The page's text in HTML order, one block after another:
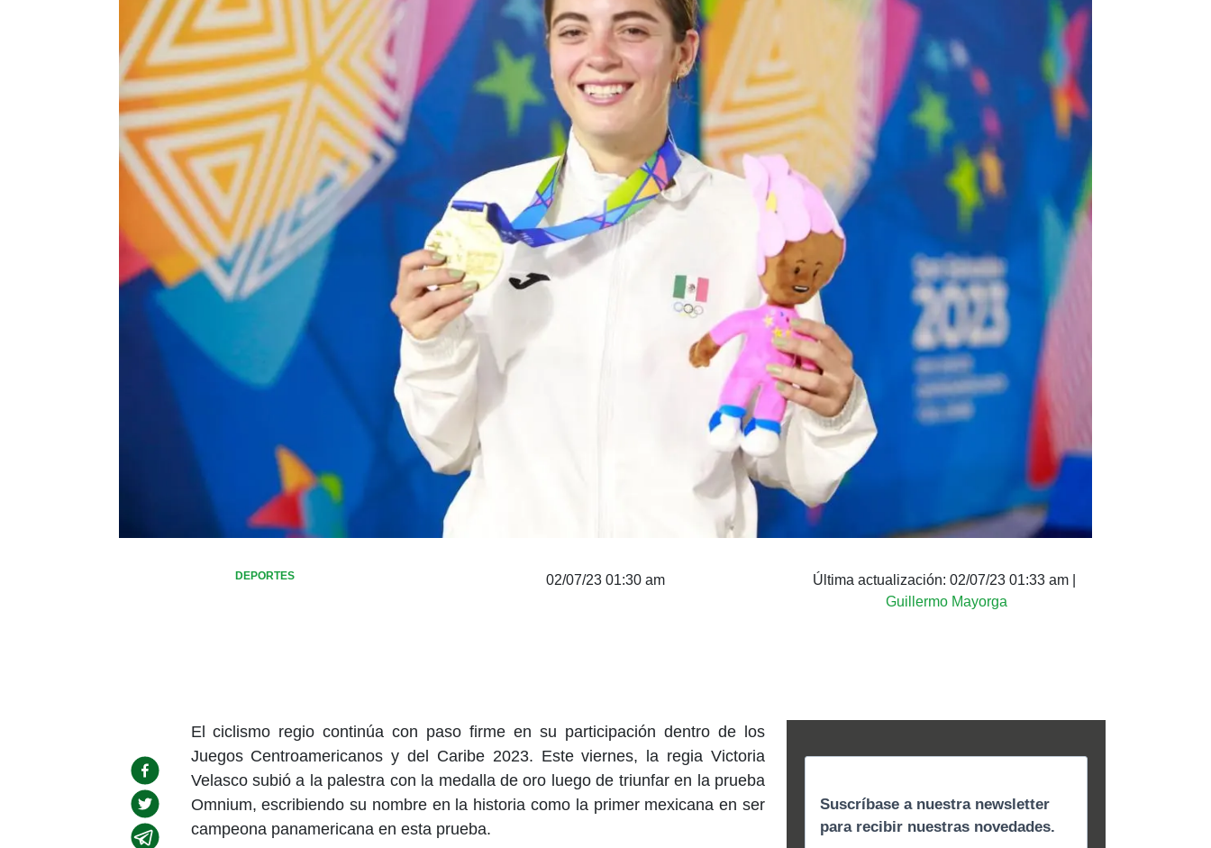
DEPORTES 02/07/23 01:30 am Última actualización: 02/07/23 01:33 am
Guillermo Mayorga
El ciclismo regio continúa con paso firme en su participación dentro de los
Juegos Centroamericanos y del Caribe 2023. Este viernes, la regia Victoria
Velasco subió a la palestra con la medalla de oro luego de triunfar en la prueba
Omnium, escribiendo su nombre en la historia como la primer mexicana en ser
campeona panamericana en esta prueba.